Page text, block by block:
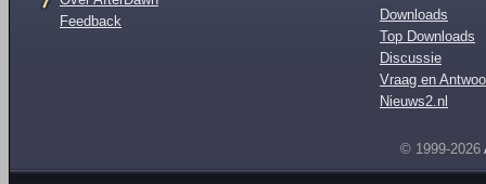
Feedback
Downloads
Top Downloads
Discussie
Vraag en
Nieuws2.nl
© 1999-2026